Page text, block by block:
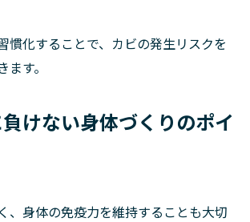
慣化することで、カビの発生リスクを
す。
けない身体づくりのポイ
、身体の免疫力を維持することも大切